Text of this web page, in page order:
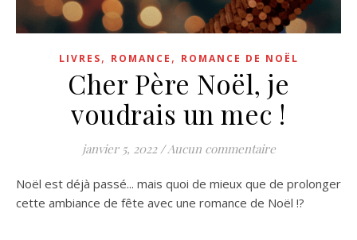
LIVRES, ROMANCE , ROMANCE DE NOËL
Cher Père Noël, je
voudrais un mec !
janvier 5, 2022 /Aucun commentaire
Noël est déjà passé... mais quoi de mieux que de prolonger
cette ambiance de fête avec une romance de Noël !?